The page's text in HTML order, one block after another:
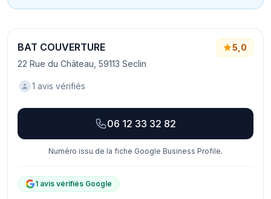
BAT COUVERTURE
22 Rue du Château, 59113 Seclin
5,0
1 avis vérifiés
06 12 33 32 82
Numéro issu de la fiche Google Business Profile.
1 avis vérifiés Google